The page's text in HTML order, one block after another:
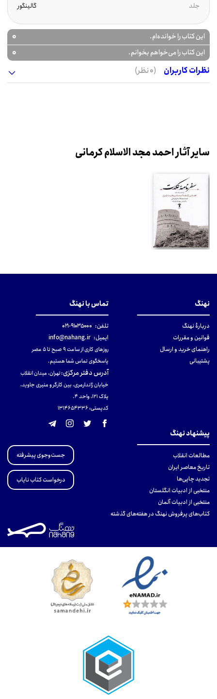
جلد
گالینگور
این کتاب را خوانده‌ام. 0
این کتاب را می‌خواهم بخوانم.
0
نظرات کاربران
(0 نظر)
سایر آثار احمد مجد الاسلام کرمانی
نهنگ
دربارهٔ نهنگ
قوانین و مقررات
راهنمای خرید و ارسال
پشتیبانی
تماس با نهنگ
تلفن: ۹۱۰۳۵۰۰۰-۰۲۱
ایمیل: info@nahang.ir
روزهای کاری از ساعت ۹ صبح تا ۵ عصر
پاسخگوی تماس شما هستیم.
آدرس دفتر مرکزی:تهران، میدان انقلاب
خیابان ژاندارمری، بین کارگر و منیری جاوید،
پلاک 121، واحد ۴.
کدپستی: 131465433۶
پیشنهاد نهنگ
مطالعات انقلاب
تاریخ معاصر ایران
تجدید چاپی‌ها
منتخبی از ادبیات انگلستان
منتخبی از ادبیات آلمان
کتاب‌های پرفروش نهنگ در هفته‌های گذشته
جست‌وجوی پیشرفته
درخواست کتاب نایاب